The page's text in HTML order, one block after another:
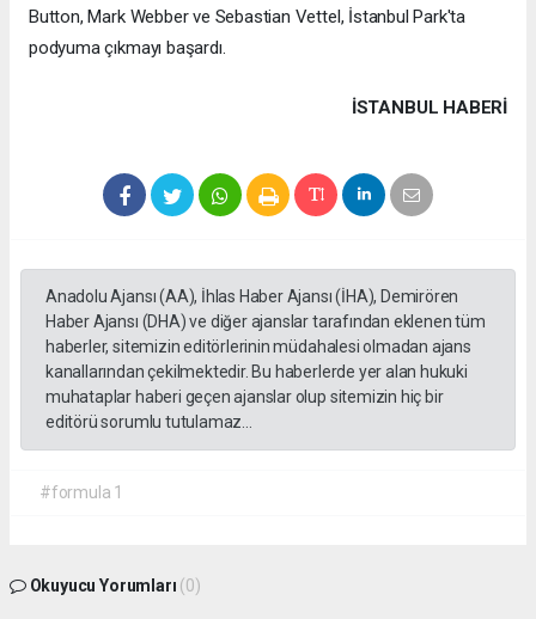
Button, Mark Webber ve Sebastian Vettel, İstanbul Park'ta
podyuma çıkmayı başardı.
İSTANBUL HABERİ
Anadolu Ajansı (AA), İhlas Haber Ajansı (İHA), Demirören
Haber Ajansı (DHA) ve diğer ajanslar tarafından eklenen tüm
haberler, sitemizin editörlerinin müdahalesi olmadan ajans
kanallarından çekilmektedir. Bu haberlerde yer alan hukuki
muhataplar haberi geçen ajanslar olup sitemizin hiç bir
editörü sorumlu tutulamaz...
#formula 1
Okuyucu Yorumları (0)